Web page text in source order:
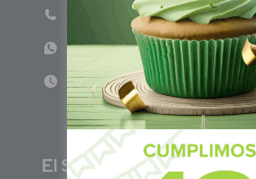
Teléfono: (601) 522 3869
WhatsApp: +57 317 4651554
Lun - Vie 8:00am - 5:00pm
El Salvador